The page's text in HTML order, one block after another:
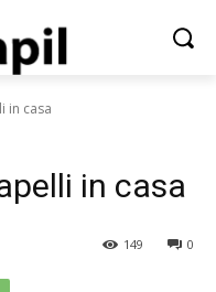
in casa
in casa
0
149